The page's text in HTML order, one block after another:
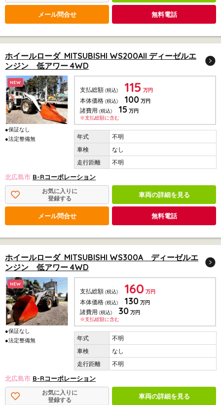
メール問合せ 無料電話
ホイールローダ MITSUBISHI WS200AII ディーゼルエ
ンジン 低アワー 4WD
NEW
●保証なし
●法定整備無
支払総額 (税込) 115 万円
本体価格 (税込) 100 万円
諸費用 (税込) 15 万円
※支払総額に含む
不明
なし
不明
北広島市 B-Rコーポレーション
お気に入りに
登録する
車両の詳細を見る
メール問合せ 無料電話
ホイールローダ MITSUBISHI WS300A ディーゼルエ
ンジン 低アワー 4WD
NEW
●保証なし
●法定整備無
支払総額 (税込) 160 万円
本体価格 (税込) 130 万円
諸費用 (税込) 30 万円
※支払総額に含む
不明
なし
不明
北広島市 B-Rコーポレーション
お気に入りに
登録する
車両の詳細を見る